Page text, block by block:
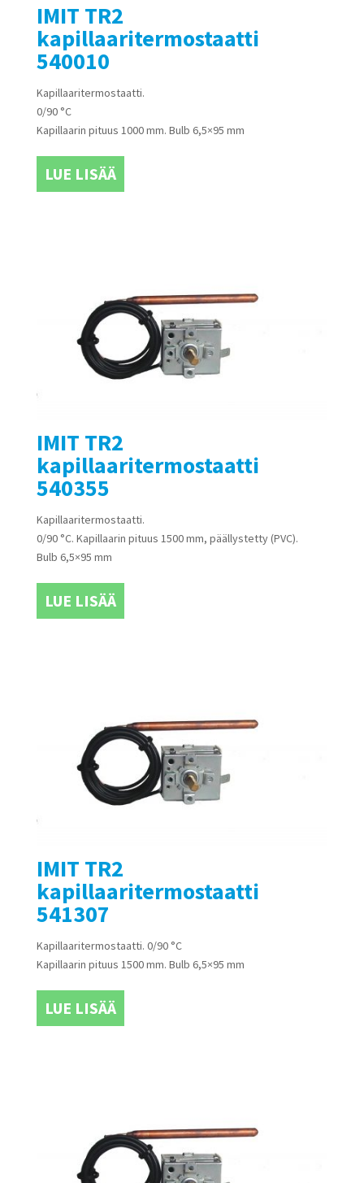
IMIT TR2
kapillaaritermostaatti
540010
Kapillaaritermostaatti.
0/90 °C
Kapillaarin pituus 1000 mm. Bulb 6,5×95 mm
LUE LISÄÄ
IMIT TR2
kapillaaritermostaatti
540355
Kapillaaritermostaatti.
0/90 °C. Kapillaarin pituus 1500 mm, päällystetty (PVC).
Bulb 6,5×95 mm
LUE LISÄÄ
IMIT TR2
kapillaaritermostaatti
541307
Kapillaaritermostaatti. 0/90 °C
Kapillaarin pituus 1500 mm. Bulb 6,5×95 mm
LUE LISÄÄ